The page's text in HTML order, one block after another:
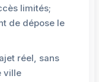
limités;
de dépose le
réel, sans
ville